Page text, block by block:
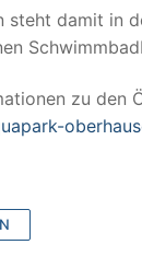
steht damit in
zu den